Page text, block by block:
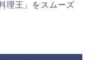
理王」をスムーズ